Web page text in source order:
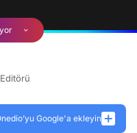
Google'a ekleyin